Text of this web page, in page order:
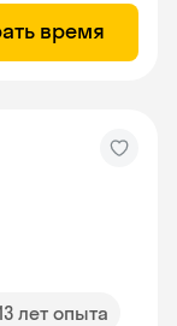
время
лет опыта